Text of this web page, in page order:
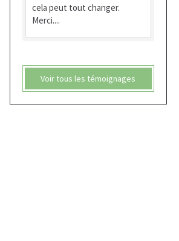
cela peut tout changer.
Merci....
Voir tous les témoignages